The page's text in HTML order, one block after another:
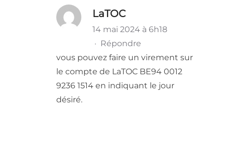
LaTOC
14 mai 2024 à 6h18
· Répondre
vous pouvez faire un virement sur
le compte de LaTOC BE94 0012
9236 1514 en indiquant le jour
désiré.